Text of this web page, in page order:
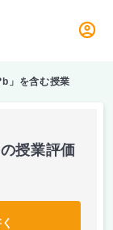
」を含む授業
授業評価